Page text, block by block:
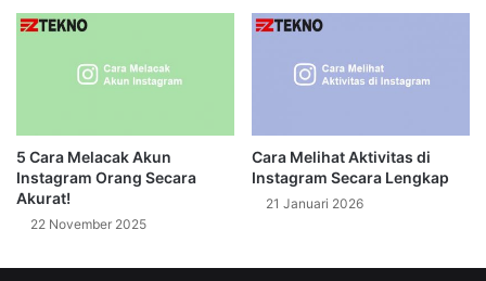
5 Cara Melacak Akun
Instagram Orang Secara
Akurat!
22 November 2025
Cara Melihat Aktivitas di
Instagram Secara Lengkap
21 Januari 2026